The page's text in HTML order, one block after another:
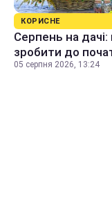
КОРИСНЕ
Серпень на дачі:
зробити до
05 серпня 2026, 13:24